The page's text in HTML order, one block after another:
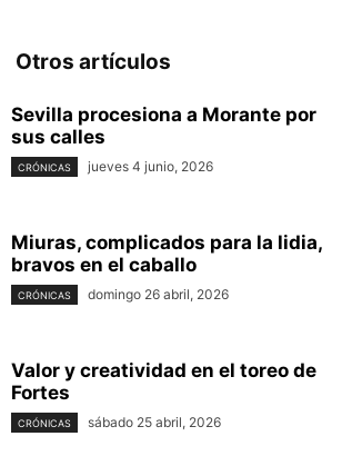
Otros artículos
Sevilla procesiona a Morante por
sus calles
CRÓNICAS jueves 4 junio, 2026
Miuras, complicados para la lidia,
bravos en el caballo
CRÓNICAS domingo 26 abril, 2026
Valor y creatividad en el toreo de
Fortes
CRÓNICAS sábado 25 abril, 2026